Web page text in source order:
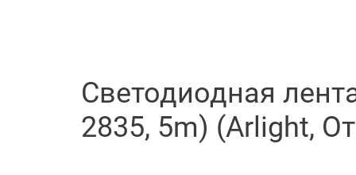
Светодиодная
2835, 5m) (Arlight,